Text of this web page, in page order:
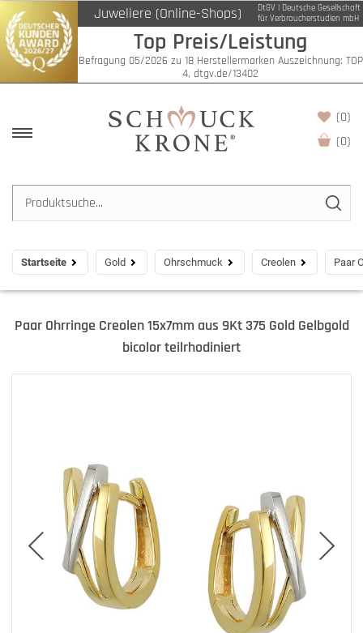
Juweliere (Online-Shops)
DtGV | Deutsche Gesellschaft
für Verbraucherstudien mbH
Top Preis/Leistung
Befragung 05/2026 zu 18 Herstellermarken Auszeichnung: TOP
4, dtgv.de/13402
(0)
(0)
Startseite Gold Ohrschmuck Creolen Paar
Paar Ohrringe Creolen 15x7mm aus 9Kt 375 Gold Gelbgold
bicolor teilrhodiniert